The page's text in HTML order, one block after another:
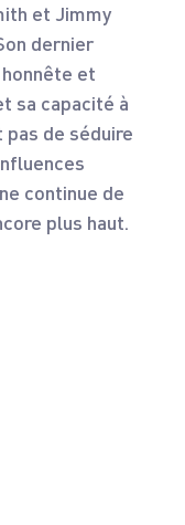
et Jimmy
dernier
et
sa capacité à
pas de séduire
continue de
plus haut.